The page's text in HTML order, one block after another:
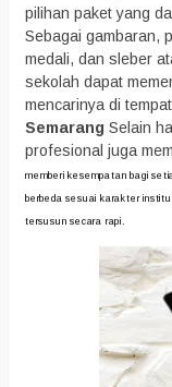
pilihan paket yang
Sebagai gambaran,
medali, dan sleber
sekolah dapat
mencarinya di
Semarang Selain
profesional juga
memberi kesempatan bagi
berbeda sesuai karakter
tersusun secara rapi.